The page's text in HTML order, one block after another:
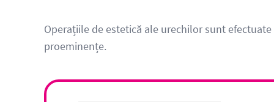
Operațiile de estetică ale urechilor sunt
proeminențe.